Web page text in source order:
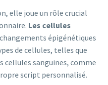
elle joue un rôle crucial
Les cellules
épigénétiques
de cellules, telles que
cellules sanguines, comme
script personnalisé.